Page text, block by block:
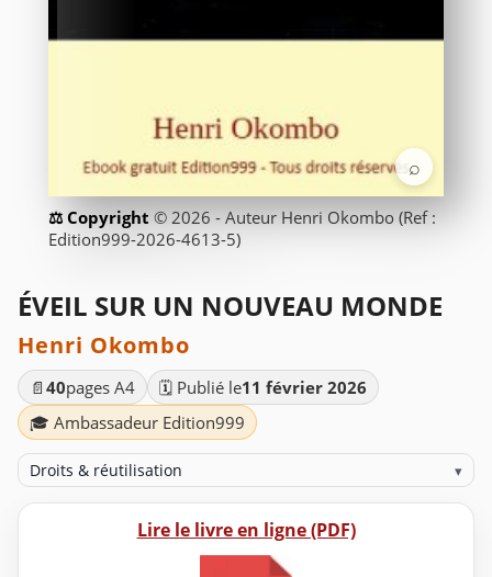
⌕
© 2026 - Auteur Henri Okombo (Ref :
Edition999-2026-4613-5)
ÉVEIL SUR UN NOUVEAU MONDE
Henri Okombo
📄 40pages A4 🗓️ Publié le11 février 2026
🎓 Ambassadeur Edition999
Droits & réutilisation ▾
Lire le livre en ligne (PDF)